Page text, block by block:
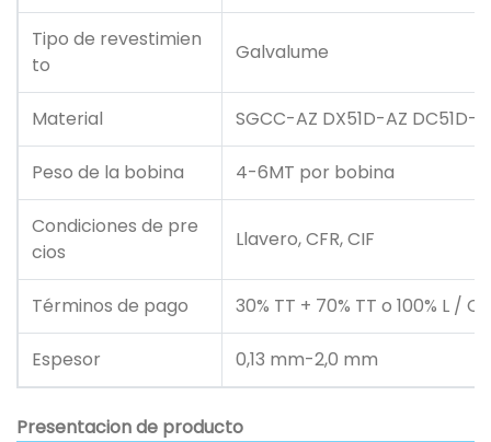
Tipo de revestimien
to
Galvalume
Material SGCC-AZ DX51D-AZ DC51D-
Peso de la bobina 4-6MT por bobina
Condiciones de pre
cios
Llavero, CFR, CIF
Términos de pago 30% TT + 70% TT o 100% L /
Espesor 0,13 mm-2,0 mm
Presentacion de producto